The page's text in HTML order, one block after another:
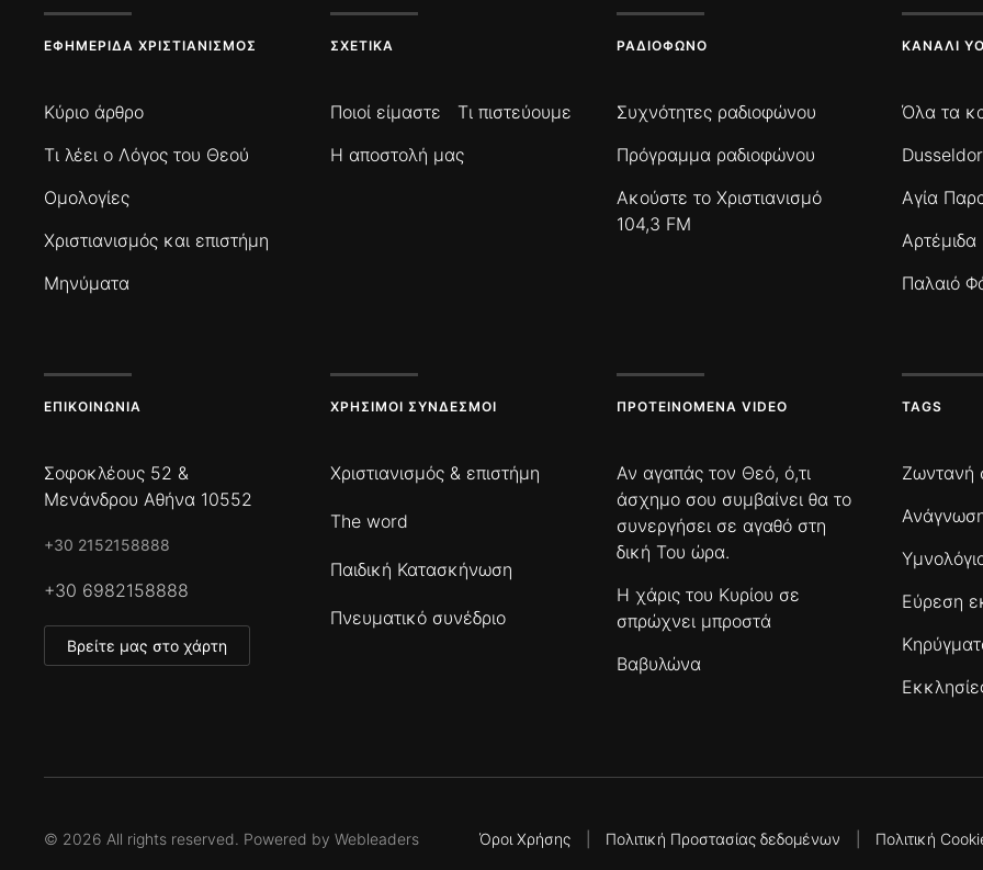
ΕΦΗΜΕΡΊΔΑ ΧΡΙΣΤΙΑΝΙΣΜΌΣ
Κύριο άρθρο
Τι λέει ο Λόγος του Θεού
Ομολογίες
Χριστιανισμός και επιστήμη
Μηνύματα
ΣΧΕΤΙΚΆ
Ποιοί είμαστε
Τι πιστεύουμε
Η αποστολή μας
ΡΑΔΙΌΦΩΝΟ
Συχνότητες ραδιοφώνου
Πρόγραμμα ραδιοφώνου
Ακούστε το Χριστιανισμό
104,3 FM
ΚΑΝΆΛΙ
Όλα τα
Αγία
Αρτέμιδα
Παλαιό
ΕΠΙΚΟΙΝΩΝΊΑ
Σοφοκλέους 52 &
Μενάνδρου Αθήνα 10552
+30 2152158888
+30 6982158888
Βρείτε μας στο χάρτη
ΧΡΉΣΙΜΟΙ ΣΎΝΔΕΣΜΟΙ
Χριστιανισμός & επιστήμη
The word
Παιδική Κατασκήνωση
Πνευματικό συνέδριο
ΠΡΟΤΕΙΝΌΜΕΝΑ VIDEO
Αν αγαπάς τον Θεό, ό,τι
άσχημο σου συμβαίνει θα το
συνεργήσει σε αγαθό στη
δική Του ώρα.
Η χάρις του Κυρίου σε
σπρώχνει μπροστά
Βαβυλώνα
TAGS
Ζωντανή
Εύρεση
© 2026 All rights reserved. Powered by Webleaders Όροι Χρήσης| Πολιτική Προστασίας δεδομένων Πολιτική